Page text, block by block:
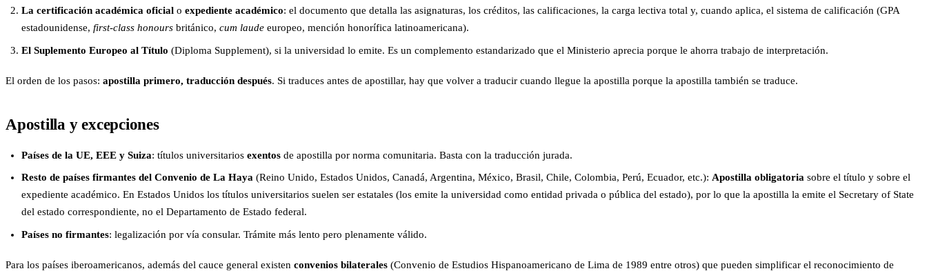
La certificación académica oficialo expediente académico: el documento que detalla las asignaturas, los créditos, las calificaciones, la carga lectiva total y, cuando aplica, el sistema de calificación (GPA
estadounidense, first-class honoursbritánico, cum laudeeuropeo, mención honorífica latinoamericana).
El Suplemento Europeo al Título (Diploma Supplement), si la universidad lo emite. Es un complemento estandarizado que el Ministerio aprecia porque le ahorra trabajo de interpretación.
El orden de los pasos: apostilla primero, traducción después. Si traduces antes de apostillar, hay que volver a traducir cuando llegue la apostilla porque la apostilla también se traduce.
Apostilla y excepciones
Países de la UE, EEE y Suiza: títulos universitarios exentosde apostilla por norma comunitaria. Basta con la traducción jurada.
Resto de países firmantes del Convenio de La Haya(Reino Unido, Estados Unidos, Canadá, Argentina, México, Brasil, Chile, Colombia, Perú, Ecuador, etc.): Apostilla obligatoriasobre el título y sobre el
expediente académico. En Estados Unidos los títulos universitarios suelen ser estatales (los emite la universidad como entidad privada o pública del estado), por lo que la apostilla la emite el Secretary of State
del estado correspondiente, no el Departamento de Estado federal.
Países no firmantes: legalización por vía consular. Trámite más lento pero plenamente válido.
Para los países iberoamericanos, además del cauce general existen convenios bilaterales (Convenio de Estudios Hispanoamericano de Lima de 1989 entre otros) que pueden simplificar el reconocimiento de